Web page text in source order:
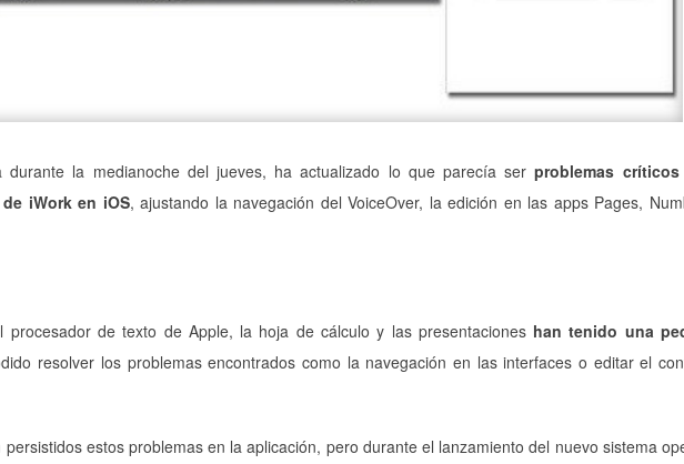
la medianoche del jueves, ha actualizado lo que parecía ser problemas
iWork en iOS, ajustando la navegación del VoiceOver, la edición en las apps Pages,
procesador de texto de Apple, la hoja de cálculo y las presentaciones han tenido una
resolver los problemas encontrados como la navegación en las interfaces o editar el
estos problemas en la aplicación, pero durante el lanzamiento del nuevo sistema